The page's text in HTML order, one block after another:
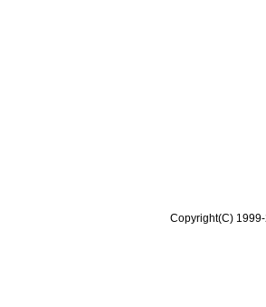
Copyright(C)